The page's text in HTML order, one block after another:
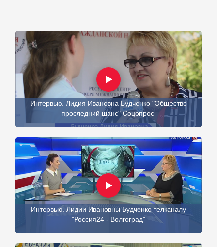
Интервью. Лидия Ивановна Будченко "Общество
проследний шанс" Соцопрос.
Интервью. Лидии Ивановны Будченко телканалу
"Россия24 - Волгоград"